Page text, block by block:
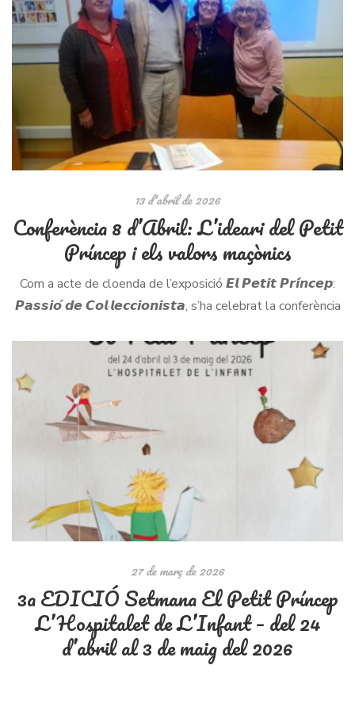
13 d'abril de 2026
Conferència 8 d’Abril: L’ideari del Petit
Príncep i els valors maçònics
Com a acte de cloenda de l’exposició 𝙀𝙡 𝙋𝙚𝙩𝙞𝙩 𝙋𝙧𝙞́𝙣𝙘𝙚𝙥:
𝙋𝙖𝙨𝙨𝙞𝙤́ 𝙙𝙚 𝘾𝙤𝙡·𝙡𝙚𝙘𝙘𝙞𝙤𝙣𝙞𝙨𝙩𝙖, s’ha celebrat la conferència
La sessió ha anat a […]
27 de març de 2026
3a EDICIÓ Setmana El Petit Príncep
L’Hospitalet de L’Infant – del 24
d’abril al 3 de maig del 2026